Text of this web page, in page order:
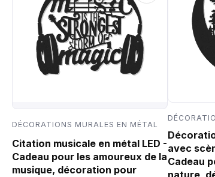
DÉCORATIONS MURALES EN MÉTAL
Citation musicale en métal LED -
Cadeau pour les amoureux de la
musique, décoration pour
avec
Cadeau